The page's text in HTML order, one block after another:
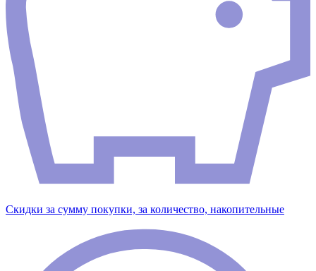
Скидки за сумму покупки, за количество, накопительные